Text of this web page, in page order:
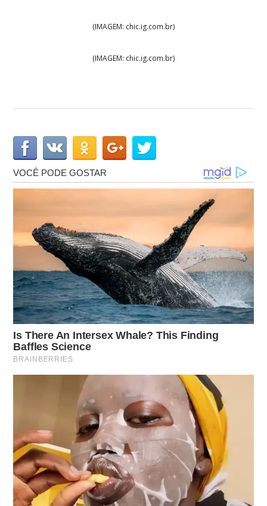
(IMAGEM: chic.ig.com.br)
(IMAGEM: chic.ig.com.br)